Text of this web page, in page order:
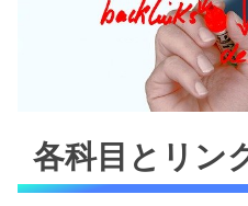
各科目とリン